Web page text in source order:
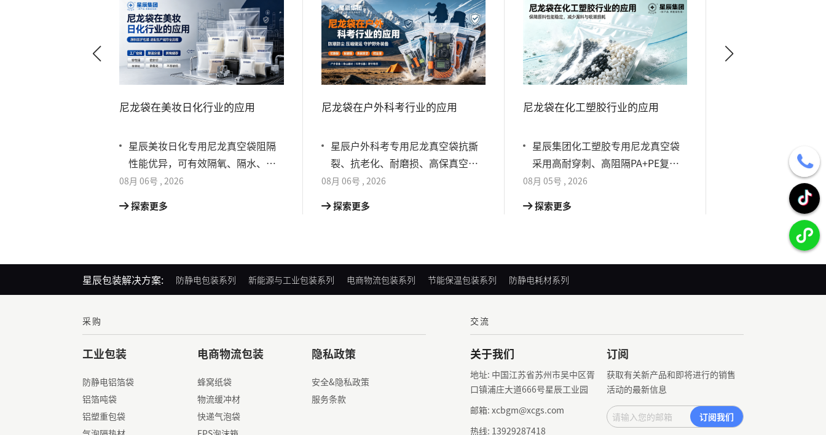
尼龙袋在美妆日化行业的应用
星辰美妆日化专用尼龙真空袋阻隔
性能优异，可有效隔氧、隔水、防
潮、防尘、防氧化，最大程度保留
08月 06号 ,2026
探索更多
尼龙袋在户外科考行业的应用
星辰户外科考专用尼龙真空袋抗撕
裂、抗老化、耐磨损、高保真空、
防潮防盐雾性能突出。
08月 06号 , 2026
探索更多
尼龙袋在化工塑胶行业的应用
星辰集团化工塑胶专用尼龙真空袋
采用高耐穿刺、高阻隔PA+PE复合
材质，抗摩擦、抗挤压、耐颗粒穿
08月 05号 ,2026
探索更多
全新原料生产，无
备高阻隔、耐穿刺
适配灭菌工艺、无
防尘防潮等特性。
星辰包装解决方案: 防静电包装系列 新能源与工业包装系列 电商物流包装系列 节能保温包装系列 防静电耗材系列
采购
工业包装
防静电铝箔袋
铝箔吨袋
铝塑重包袋
电商物流包装
蜂窝纸袋
物流缓冲材
快递气泡袋
隐私政策
安全&隐私政策
服务条款
交流
关于我们
地址: 中国江苏省苏州市吴中区胥
口镇浦庄大道666号星辰工业园
邮箱: xcbgm@xcgs.com
热线: 13929287418
订阅
获取有关新产品和即将进行的销售
活动的最新信息